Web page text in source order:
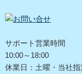
サポート営業時間
10:00～18:00
休業日：土曜・当社指